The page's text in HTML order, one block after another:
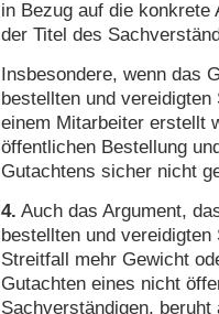
in Bezug auf die konkrete
der Titel des
Insbesondere, wenn das
bestellten und
einem Mitarbeiter erstellt
öffentlichen Bestellung
Gutachtens sicher nicht
4. Auch das Argument,
bestellten und
Streitfall mehr Gewicht
Gutachten eines nicht
Sachverständigen,